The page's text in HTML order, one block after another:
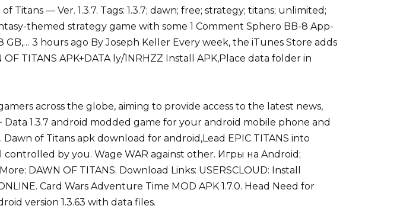
— Ver. 1.3.7. Tags: 1.3.7; dawn; free; strategy; titans; unlimited;
themed strategy game with some 1 Comment Sphero BB-8 App-
GB,… 3 hours ago By Joseph Keller Every week, the iTunes Store adds
TITANS APK+DATA ly/1NRHZZ Install APK,Place data folder in
across the globe, aiming to provide access to the latest news,
Data 1.3.7 android modded game for your android mobile phone and
of Titans apk download for android,Lead EPIC TITANS into
by you. Wage WAR against other. Игры на Android;
DAWN OF TITANS. Download Links: USERSCLOUD: Install
Card Wars Adventure Time MOD APK 1.7.0. Head Need for
version 1.3.63 with data files.